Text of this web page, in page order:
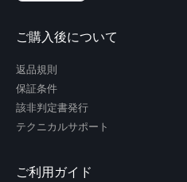
ご購入後について
返品規則
保証条件
該非判定書発行
テクニカルサポート
ご利用ガイド